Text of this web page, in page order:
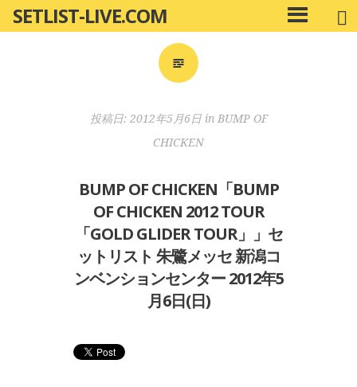
ン
SETLIST-LIVE.COM
メ
イ
投稿日: 2012年5月6日in BUMP OF
CHICKEN
BUMP OF CHICKEN「BUMP
OF CHICKEN 2012 TOUR
「GOLD GLIDER TOUR」」セ
ットリスト 朱鷺メッセ 新潟コ
ンベンションセンター 2012年5
月6日(日)